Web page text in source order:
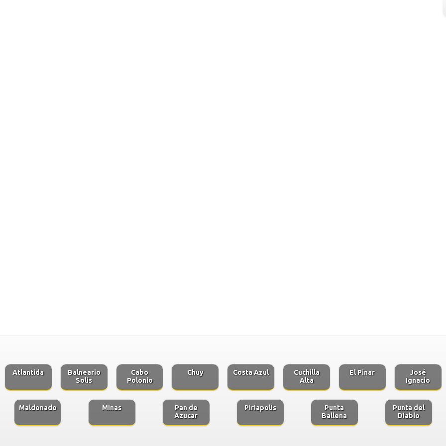
Atlantida
Balneario
Solis
Cabo
Polonio
Chuy Costa Azul
Cuchilla
Alta
El Pinar
José
Ignacio
Maldonado Minas
Pan de
Azucar
Piriapolis
Punta
Ballena
Punta del
Diablo